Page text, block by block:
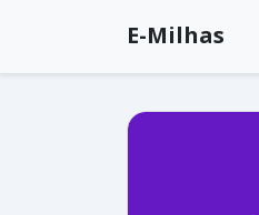
E-Milhas